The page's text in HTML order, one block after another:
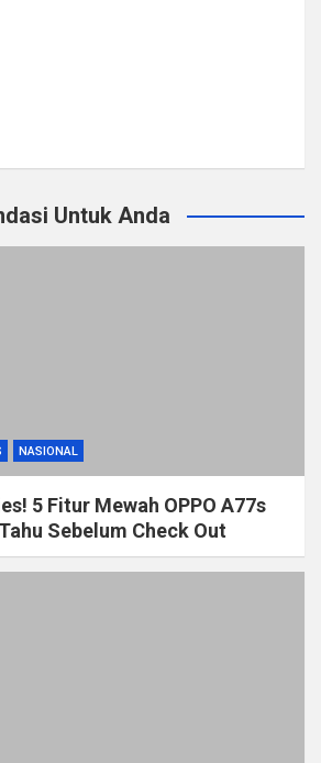
Untuk Anda
NASIONAL
5 Fitur Mewah OPPO A77s
Sebelum Check Out